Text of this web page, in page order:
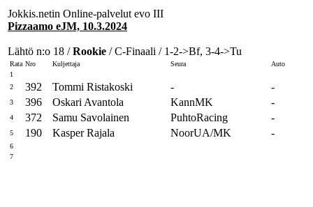
Jokkis.netin Online-palvelut evo III
Pizzaamo eJM, 10.3.2024
Lähtö n:o 18 /Rookie / C-Finaali / 1-2->Bf, 3-4->Tu
Rata Nro Kuljettaja Seura
Auto
1
2
392 Tommi Ristakoski - -
3 396 Oskari Avantola KannMK -
4 372 Samu Savolainen PuhtoRacing -
5 190 Kasper Rajala NoorUA/MK -
6
7